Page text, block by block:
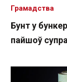
Бунт у
пайшоў
Грамадства